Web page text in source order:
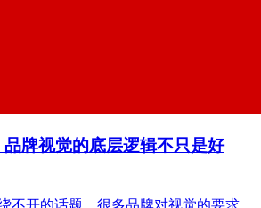
牌视觉的底层逻辑不只是好